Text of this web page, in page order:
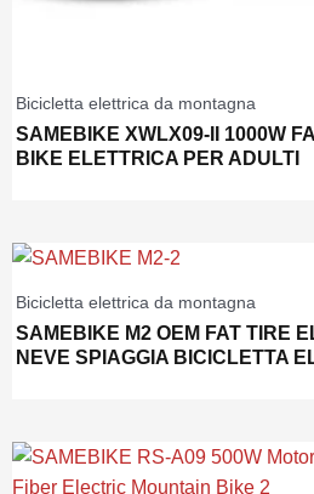
Bicicletta elettrica da montagna
SAMEBIKE XWLX09-II 1000W
BIKE ELETTRICA PER ADULTI
Bicicletta elettrica da montagna
SAMEBIKE M2 OEM FAT TIRE
NEVE SPIAGGIA BICICLETTA